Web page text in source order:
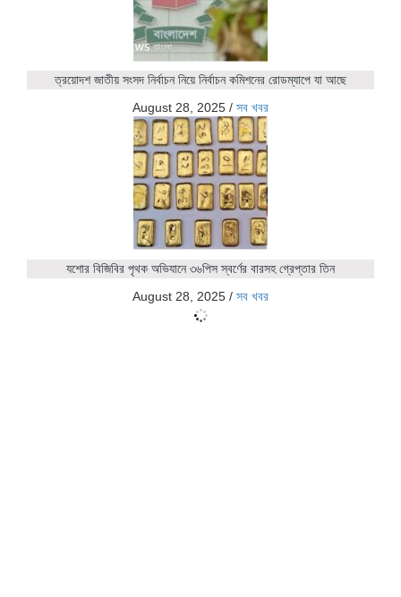
ত্রয়োদশ জাতীয় সংসদ নির্বাচন নিয়ে নির্বাচন কমিশনের রোডম্যাপে যা আছে
August 28, 2025 / সব খবর
যশোর বিজিবির পৃথক অভিযানে ৩৬পিস স্বর্ণের বারসহ গ্রেপ্তার তিন
August 28, 2025 / সব খবর